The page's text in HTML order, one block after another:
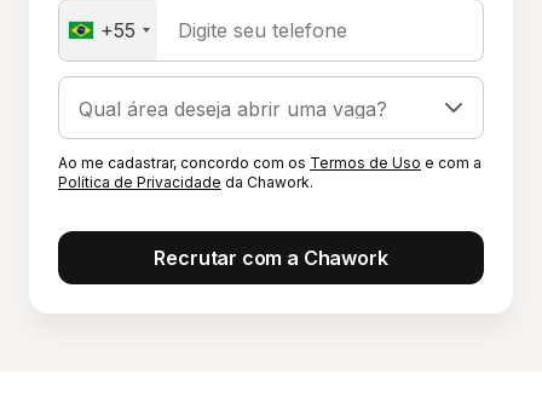
+55 Digite seu telefone
Ao me cadastrar, concordo com os Termos de Uso e com a
Política de Privacidade da Chawork.
Recrutar com a Chawork